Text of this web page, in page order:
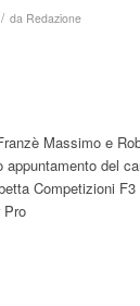
/ da Redazione
Massimo e
del
Competizioni
Pro